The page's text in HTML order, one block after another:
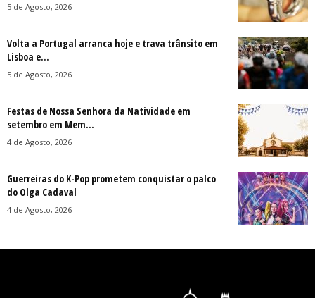
5 de Agosto, 2026
Volta a Portugal arranca hoje e trava trânsito em
Lisboa e...
5 de Agosto, 2026
Festas de Nossa Senhora da Natividade em
setembro em Mem...
4 de Agosto, 2026
Guerreiras do K-Pop prometem conquistar o palco
do Olga Cadaval
4 de Agosto, 2026